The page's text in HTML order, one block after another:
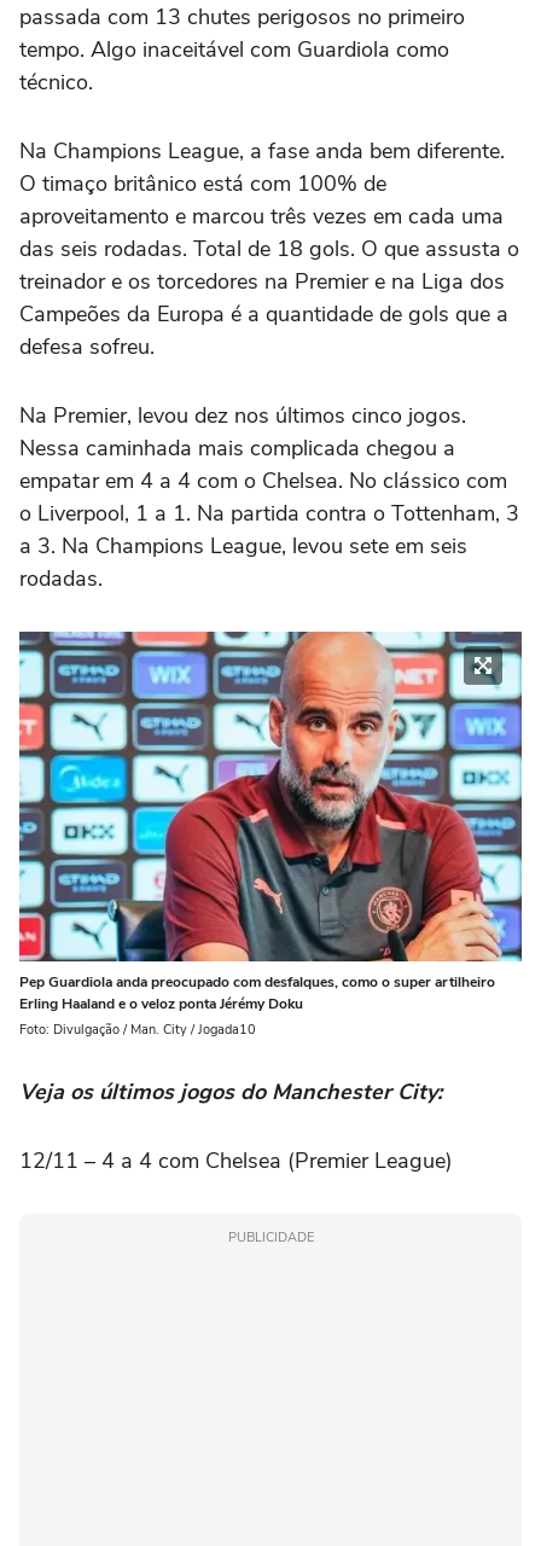
passada com 13 chutes perigosos no primeiro
tempo. Algo inaceitável com Guardiola como
técnico.
Na Champions League, a fase anda bem diferente.
O timaço britânico está com 100% de
aproveitamento e marcou três vezes em cada uma
das seis rodadas. Total de 18 gols. O que assusta o
treinador e os torcedores na Premier e na Liga dos
Campeões da Europa é a quantidade de gols que a
defesa sofreu.
Na Premier, levou dez nos últimos cinco jogos.
Nessa caminhada mais complicada chegou a
empatar em 4 a 4 com o Chelsea. No clássico com
o Liverpool, 1 a 1. Na partida contra o Tottenham, 3
a 3. Na Champions League, levou sete em seis
rodadas.
Pep Guardiola anda preocupado com desfalques, como o super artilheiro
Erling Haaland e o veloz ponta Jérémy Doku
Foto: Divulgação / Man. City / Jogada10
Veja os últimos jogos do Manchester City:
12/11 – 4 a 4 com Chelsea (Premier League)
PUBLICIDADE